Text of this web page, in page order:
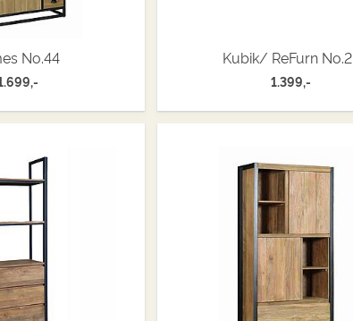
No.44 Kubik/ ReFurn No.2
1.399,-